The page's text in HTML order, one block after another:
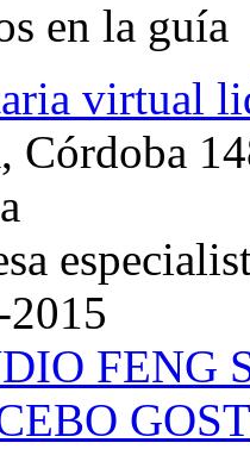
en la guía
virtual
Córdoba
FENG
GOST